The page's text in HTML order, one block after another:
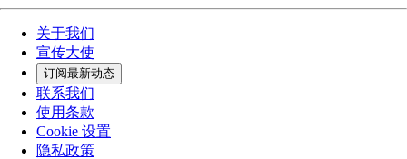
关于我们
宣传大使
订阅最新动态
联系我们
使用条款
Cookie 设置
隐私政策